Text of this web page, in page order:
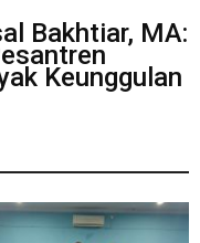
Bakhtiar, MA:
Keunggulan